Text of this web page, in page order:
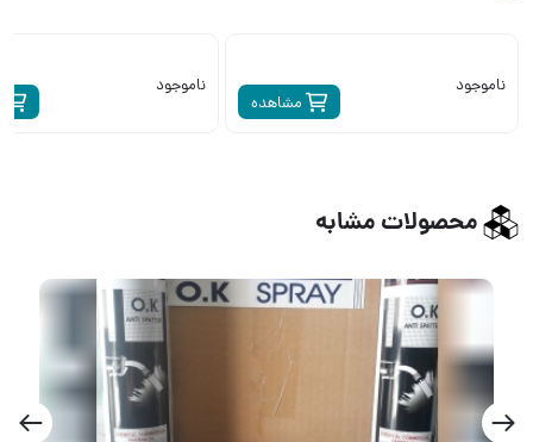
مشاهده
ناموجود ناموجود
محصولات مشابه